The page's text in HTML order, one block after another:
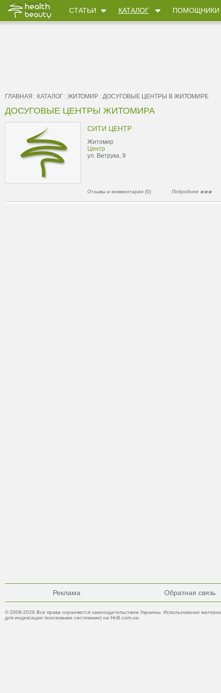
СТАТЬИ КАТАЛОГ ПОМОЩНИКИ
ГЛАВНАЯ : КАТАЛОГ : ЖИТОМИР : ДОСУГОВЫЕ ЦЕНТРЫ В ЖИТОМИРЕ
ДОСУГОВЫЕ ЦЕНТРЫ ЖИТОМИРА
СИТИ ЦЕНТР
Житомир
Центр
ул. Витрука, 9
Отзывы и комментарии (0) Подробнее
Реклама Обратная связь
© 2008-2026 Все права охраняются законодательством Украины. Использование
для индексации поисковыми системами) на HnB.com.ua.